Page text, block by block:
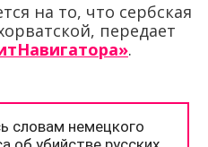
на то, что сербская
передает
.